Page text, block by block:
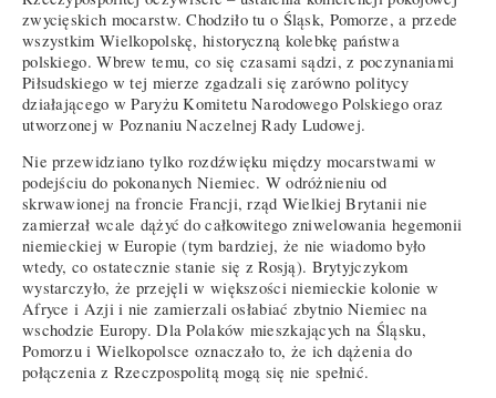
zwycięskich mocarstw. Chodziło tu o Śląsk, Pomorze, a przede
wszystkim Wielkopolskę, historyczną kolebkę państwa
polskiego. Wbrew temu, co się czasami sądzi, z poczynaniami
Piłsudskiego w tej mierze zgadzali się zarówno politycy
działającego w Paryżu Komitetu Narodowego Polskiego oraz
utworzonej w Poznaniu Naczelnej Rady Ludowej.
Nie przewidziano tylko rozdźwięku między mocarstwami w
podejściu do pokonanych Niemiec. W odróżnieniu od
skrwawionej na froncie Francji, rząd Wielkiej Brytanii nie
zamierzał wcale dążyć do całkowitego zniwelowania hegemonii
niemieckiej w Europie (tym bardziej, że nie wiadomo było
wtedy, co ostatecznie stanie się z Rosją). Brytyjczykom
wystarczyło, że przejęli w większości niemieckie kolonie w
Afryce i Azji i nie zamierzali osłabiać zbytnio Niemiec na
wschodzie Europy. Dla Polaków mieszkających na Śląsku,
Pomorzu i Wielkopolsce oznaczało to, że ich dążenia do
połączenia z Rzeczpospolitą mogą się nie spełnić.